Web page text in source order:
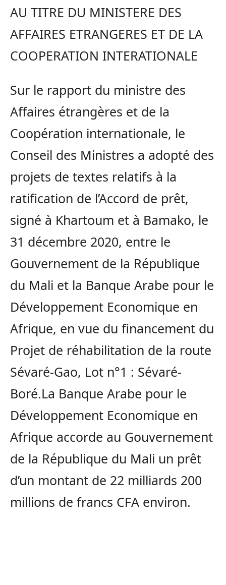
AU TITRE DU MINISTERE DES
AFFAIRES ETRANGERES ET DE LA
COOPERATION INTERATIONALE
Sur le rapport du ministre des
Affaires étrangères et de la
Coopération internationale, le
Conseil des Ministres a adopté des
projets de textes relatifs à la
ratification de l’Accord de prêt,
signé à Khartoum et à Bamako, le
31 décembre 2020, entre le
Gouvernement de la République
du Mali et la Banque Arabe pour le
Développement Economique en
Afrique, en vue du financement du
Projet de réhabilitation de la route
Sévaré-Gao, Lot n°1 : Sévaré-
Boré.La Banque Arabe pour le
Développement Economique en
Afrique accorde au Gouvernement
de la République du Mali un prêt
d’un montant de 22 milliards 200
millions de francs CFA environ.